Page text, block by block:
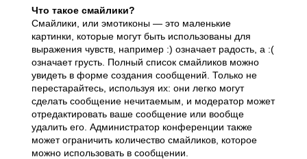
Что такое смайлики?
Смайлики, или эмотиконы — это маленькие
картинки, которые могут быть использованы для
выражения чувств, например :) означает радость, а :(
означает грусть. Полный список смайликов можно
увидеть в форме создания сообщений. Только не
перестарайтесь, используя их: они легко могут
сделать сообщение нечитаемым, и модератор может
отредактировать ваше сообщение или вообще
удалить его. Администратор конференции также
может ограничить количество смайликов, которое
можно использовать в сообщении.